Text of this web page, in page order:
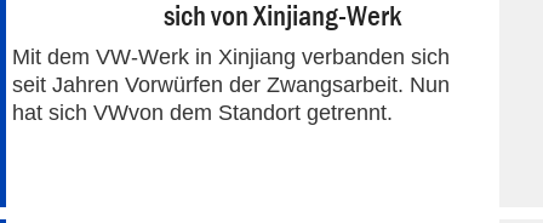
sich von Xinjiang-Werk
Mit dem VW-Werk in Xinjiang verbanden sich
seit Jahren Vorwürfen der Zwangsarbeit. Nun
hat sich VWvon dem Standort getrennt.